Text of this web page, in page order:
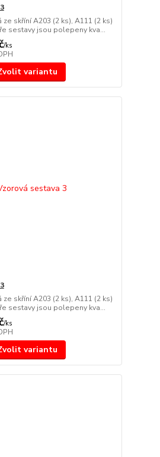
skříní A203 (2 ks), A111 (2 ks)
sestavy jsou polepeny kva...
/ks
variantu
skříní A203 (2 ks), A111 (2 ks)
sestavy jsou polepeny kva...
/ks
variantu